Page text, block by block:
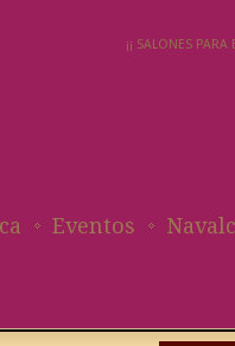
¡¡ SALONES
Eventos